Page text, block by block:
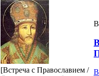
[Встреча с Православием /
В